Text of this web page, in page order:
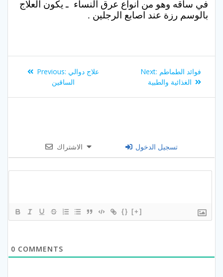
في ساقه وهو من انواع عرق النساء ـ يكون العلاج
بالوسم رزة عند اصابع الرجلين .
Post
navigation
Previous: Previous
post:
علاج دوالي
الساقين
Next: Next
post:
فوائد الطماطم
الغذائية والطبية
الاشتراك تسجيل الدخول
{} [+]
0 COMMENTS